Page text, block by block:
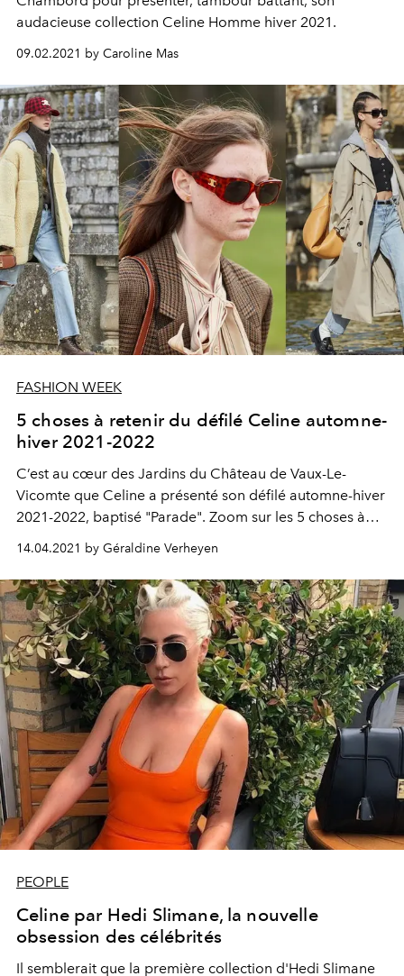
audacieuse collection Celine Homme hiver 2021.
09.02.2021 by Caroline Mas
FASHION WEEK
5 choses à retenir du défilé Celine automne-
hiver 2021-2022
C’est au cœur des Jardins du Château de Vaux-Le-
Vicomte que Celine a présenté son défilé automne-hiver
2021-2022, baptisé "Parade". Zoom sur les 5 choses à
retenir de ce show événement.
14.04.2021 by Géraldine Verheyen
PEOPLE
Celine par Hedi Slimane, la nouvelle
obsession des célébrités
Il semblerait que la première collection d'Hedi Slimane